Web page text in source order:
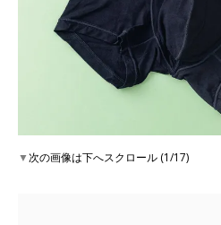
▼次の画像は下へスクロール (1/17)